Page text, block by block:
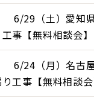
6/29（土）愛知
事【無料相談会】
6/24（月）名古
工事【無料相談会